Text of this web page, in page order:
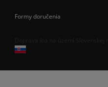
Formy doručenia